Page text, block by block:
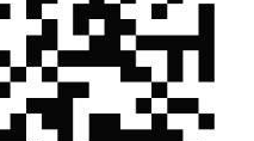
ngành Cà phê và sản